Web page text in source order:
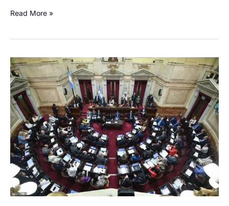
Críticas
a
las
Elecciones
«Ilegales»
de
Rusia
en
Ucrania
Ocupada
Read More »